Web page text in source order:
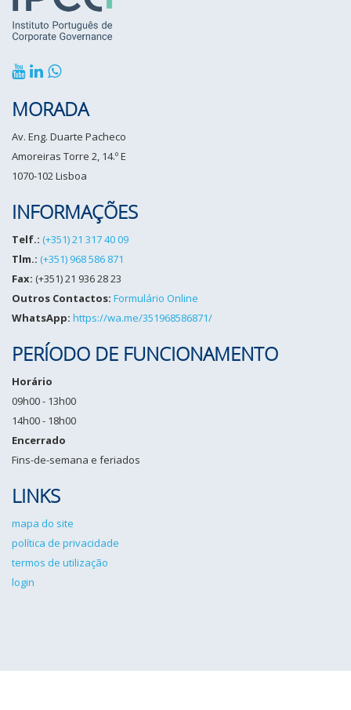
MORADA
Av. Eng. Duarte Pacheco
Amoreiras Torre 2, 14.º E
1070-102 Lisboa
INFORMAÇÕES
Telf.: (+351) 21 317 40 09
Tlm.: (+351) 968 586 871
Fax: (+351) 21 936 28 23
Outros Contactos: Formulário Online
WhatsApp: https://wa.me/351968586871/
PERÍODO DE FUNCIONAMENTO
Horário
09h00 - 13h00
14h00 - 18h00
Encerrado
Fins-de-semana e feriados
LINKS
mapa do site
política de privacidade
termos de utilização
login